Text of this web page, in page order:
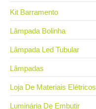
Kit Barramento
Lâmpada Bolinha
Lâmpada Led Tubular
Lâmpadas
Loja De Materiais Elétricos
Luminária De Embutir